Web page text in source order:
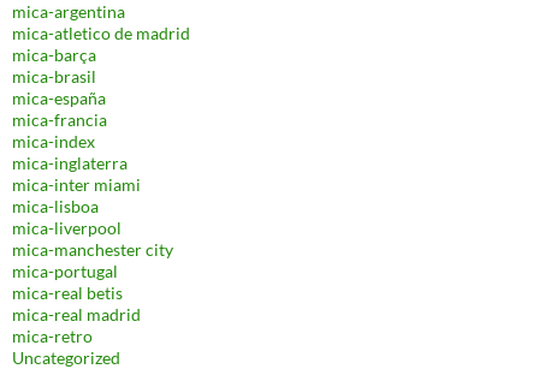
mica-argentina
mica-atletico de madrid
mica-barça
mica-brasil
mica-españa
mica-francia
mica-index
mica-inglaterra
mica-inter miami
mica-lisboa
mica-liverpool
mica-manchester city
mica-portugal
mica-real betis
mica-real madrid
mica-retro
Uncategorized